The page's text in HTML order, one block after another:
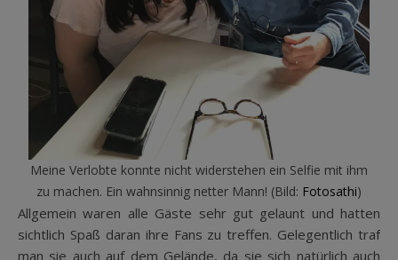
Meine Verlobte konnte nicht widerstehen ein Selfie mit ihm
zu machen. Ein wahnsinnig netter Mann! (Bild: Fotosathi)
Allgemein waren alle Gäste sehr gut gelaunt und hatten
sichtlich Spaß daran ihre Fans zu treffen. Gelegentlich traf
man sie auch auf dem Gelände, da sie sich natürlich auch